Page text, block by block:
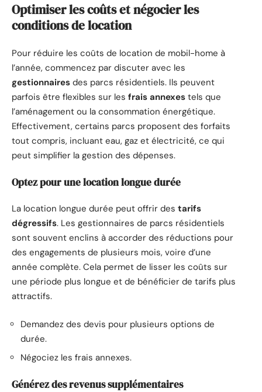
Optimiser les coûts et négocier les
conditions de location
Pour réduire les coûts de location de mobil-home à
l’année, commencez par discuter avec les
gestionnaires des parcs résidentiels. Ils peuvent
parfois être flexibles sur les frais annexes tels que
l’aménagement ou la consommation énergétique.
Effectivement, certains parcs proposent des forfaits
tout compris, incluant eau, gaz et électricité, ce qui
peut simplifier la gestion des dépenses.
Optez pour une location longue durée
La location longue durée peut offrir des tarifs
dégressifs. Les gestionnaires de parcs résidentiels
sont souvent enclins à accorder des réductions pour
des engagements de plusieurs mois, voire d’une
année complète. Cela permet de lisser les coûts sur
une période plus longue et de bénéficier de tarifs plus
attractifs.
Demandez des devis pour plusieurs options de
durée.
Négociez les frais annexes.
Générez des revenus supplémentaires